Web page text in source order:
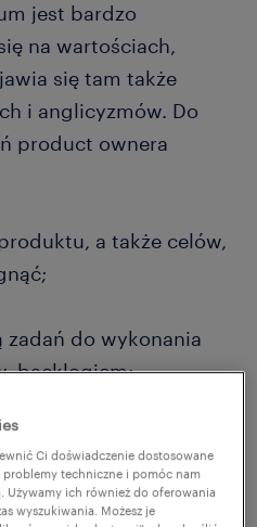
jest bardzo
na wartościach,
się tam także
i anglicyzmów. Do
product ownera
a także celów,
do wykonania
backlogiem;
priorytetów
Ci doświadczenie dostosowane
techniczne i pomóc nam
Używamy ich również do oferowania
wyszukiwania. Możesz je